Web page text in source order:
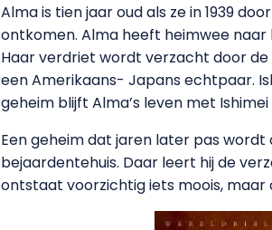
Alma is tien jaar oud als ze in 1939
ontkomen. Alma heeft heimwee naar
Haar verdriet wordt verzacht door
een Amerikaans- Japans echtpaar.
geheim blijft Alma’s leven met
Een geheim dat jaren later pas wordt
bejaardentehuis. Daar leert hij de
ontstaat voorzichtig iets moois,